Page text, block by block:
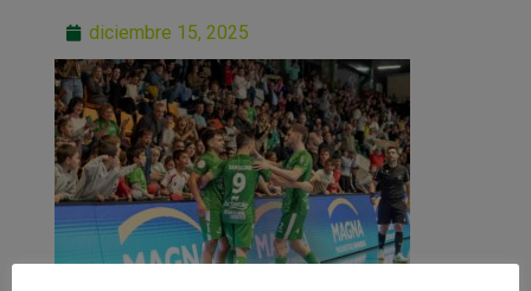
diciembre 15, 2025